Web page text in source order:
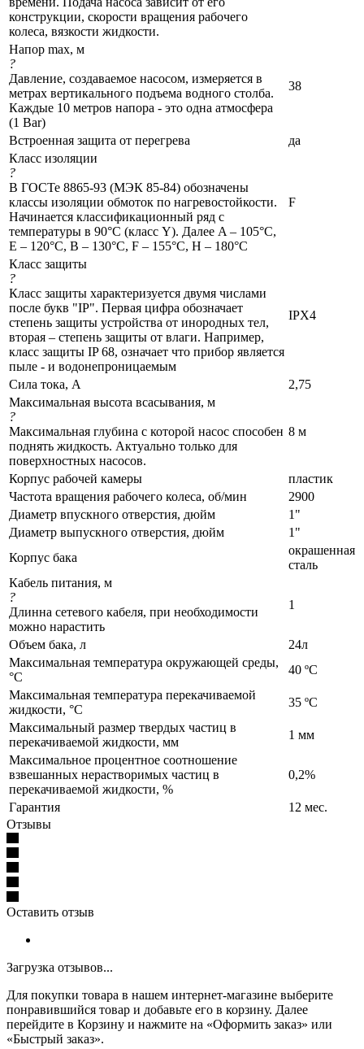
конструкции, скорости вращения рабочего
колеса, вязкости жидкости.
Напор max, м
?
Давление, создаваемое насосом, измеряется в
метрах вертикального подъема водного столба.
Каждые 10 метров напора - это одна атмосфера
(1 Bar)
38
Встроенная защита от перегрева
да
Класс изоляции
?
В ГОСТе 8865-93 (МЭК 85-84) обозначены
классы изоляции обмоток по нагревостойкости.
Начинается классификационный ряд с
температуры в 90°C (класс Y). Далее A – 105°C,
Е – 120°C, В – 130°C, F – 155°C, Н – 180°C
F
Класс защиты
?
Класс защиты характеризуется двумя числами
после букв "IP". Первая цифра обозначает
степень защиты устройства от инородных тел,
вторая – степень защиты от влаги. Например,
класс защиты IP 68, означает что прибор является
пыле - и водонепроницаемым
IPX4
Сила тока, А
2,75
Максимальная высота всасывания, м
?
Максимальная глубина с которой насос способен
поднять жидкость. Актуально только для
поверхностных насосов.
8 м
Корпус рабочей камеры
пластик
Частота вращения рабочего колеса, об/мин
2900
Диаметр впускного отверстия, дюйм
1"
Диаметр выпускного отверстия, дюйм
1"
Корпус бака
окрашенная
сталь
Кабель питания, м
?
Длинна сетевого кабеля, при необходимости
можно нарастить
1
Объем бака, л
24л
Максимальная температура окружающей среды,
°C
40 ºС
Максимальная температура перекачиваемой
жидкости, °C
35 ºС
Максимальный размер твердых частиц в
перекачиваемой жидкости, мм
1 мм
Максимальное процентное соотношение
взвешанных нерастворимых частиц в
перекачиваемой жидкости, %
0,2%
Гарантия
12 мес.
Отзывы
Оставить отзыв
Загрузка отзывов...
Для покупки товара в нашем интернет-магазине выберите
понравившийся товар и добавьте его в корзину. Далее
перейдите в Корзину и нажмите на «Оформить заказ» или
«Быстрый заказ».